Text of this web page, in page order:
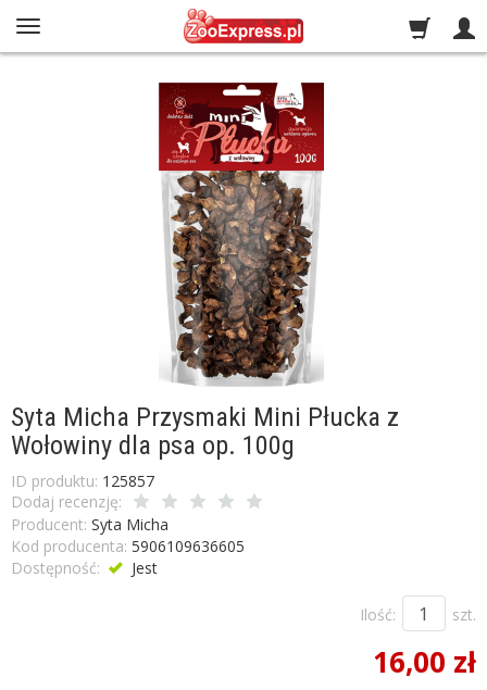
Syta Micha Przysmaki Mini Płucka z
Wołowiny dla psa op. 100g
ID produktu: 125857
Dodaj recenzję:
Producent: Syta Micha
Kod producenta: 5906109636605
Dostępność:
Jest
Ilość: szt.
16,00 zł